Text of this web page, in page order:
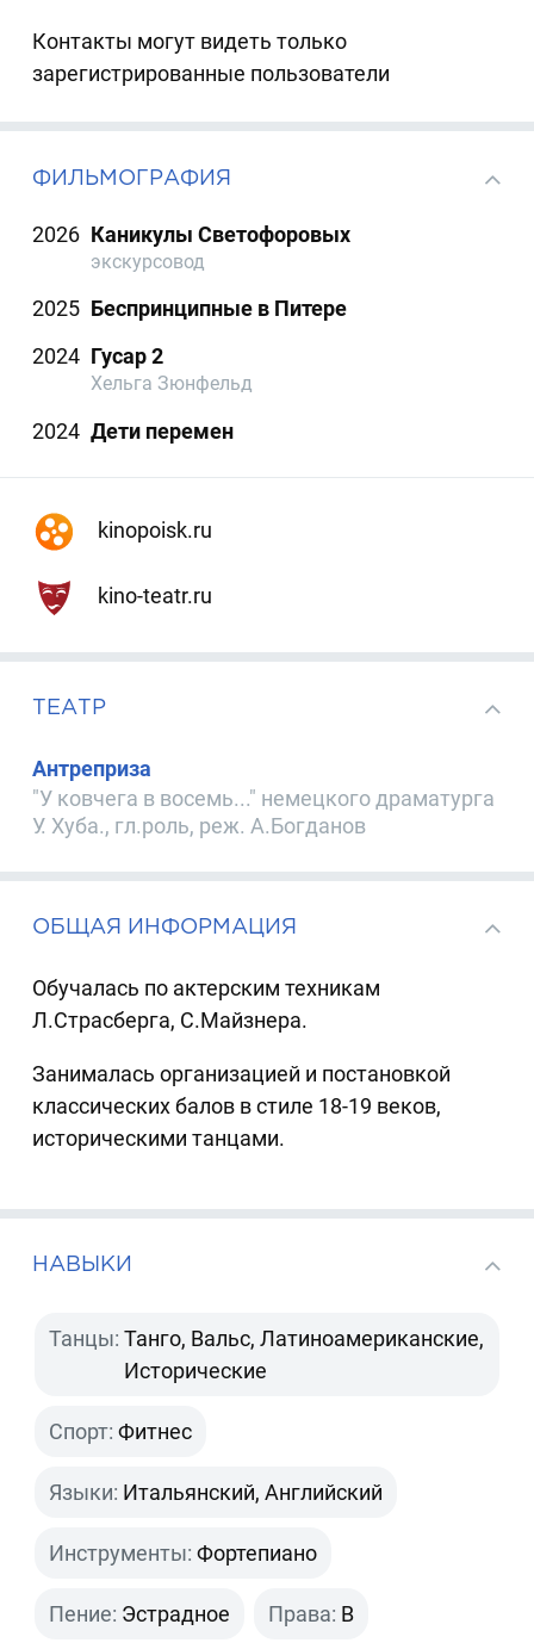
Контакты могут видеть только
зарегистрированные пользователи
ФИЛЬМОГРАФИЯ
2026 Каникулы Светофоровых
экскурсовод
2025 Беспринципные в Питере
2024 Гусар 2
Хельга Зюнфельд
2024 Дети перемен
kinopoisk.ru
kino-teatr.ru
ТЕАТР
Антреприза
"У ковчега в восемь..." немецкого драматурга
У. Хуба., гл.роль, реж. А.Богданов
ОБЩАЯ ИНФОРМАЦИЯ
Обучалась по актерским техникам
Л.Страсберга, С.Майзнера.
Занималась организацией и постановкой
классических балов в стиле 18-19 веков,
историческими танцами.
НАВЫКИ
Танцы: Танго, Вальс, Латиноамериканские,
Исторические
Спорт: Фитнес
Языки: Итальянский, Английский
Инструменты: Фортепиано
Пение: Эстрадное Права: B